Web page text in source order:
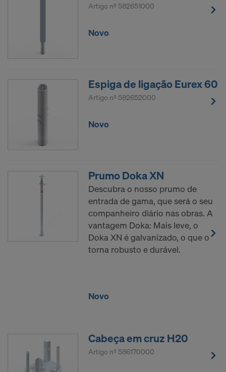
Artigo nº 582651000
Novo
Espiga de ligação Eurex 60
Artigo nº 582652000
Novo
Prumo Doka XN
Descubra o nosso prumo de
entrada de gama, que será o seu
companheiro diário nas obras. A
vantagem Doka: Mais leve, o
Doka XN é galvanizado, o que o
torna robusto e durável.
Novo
Cabeça em cruz H20
Artigo nº 586170000